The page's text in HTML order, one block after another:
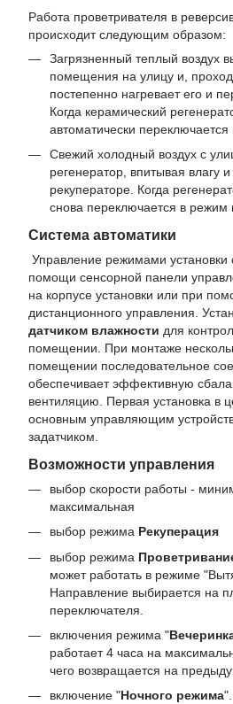
Работа проветривателя в
происходит следующим образом:
Загрязненный теплый воздух
помещения на улицу и,
постепенно нагревает его и
Когда керамический
автоматически
Свежий холодный воздух с
регенератор, впитывая влагу
рекуператоре. Когда
снова переключается в режим
Система автоматики
Управление режимами установки
помощи сенсорной панели
на корпусе установки или при
дистанционного управления.
датчиком влажности для
помещении. При монтаже
помещении последовательное
обеспечивает эффективную
вентиляцию. Первая установка в
основным управляющим
задатчиком.
Возможности управления
выбор скорости работы -
максимальная
выбор режима Рекуперация
выбор режима
может работать в режиме
Направление выбирается на
переключателя.
включения режима "
работает 4 часа на
чего возвращается на
включение "Ночного режима